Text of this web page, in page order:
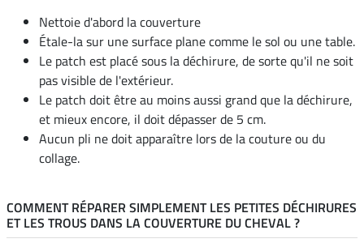
Nettoie d'abord la couverture
Étale-la sur une surface plane comme le sol ou une table.
Le patch est placé sous la déchirure, de sorte qu'il ne soit
pas visible de l'extérieur.
Le patch doit être au moins aussi grand que la déchirure,
et mieux encore, il doit dépasser de 5 cm.
Aucun pli ne doit apparaître lors de la couture ou du
collage.
COMMENT RÉPARER SIMPLEMENT LES PETITES DÉCHIRURES
ET LES TROUS DANS LA COUVERTURE DU CHEVAL ?